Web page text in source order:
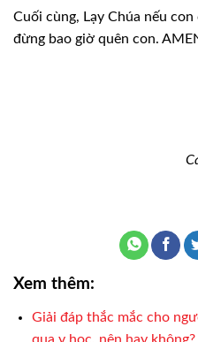
Cuối cùng, Lạy Chúa nếu
đừng bao giờ quên con.
Xem thêm:
Giải đáp thắc mắc cho